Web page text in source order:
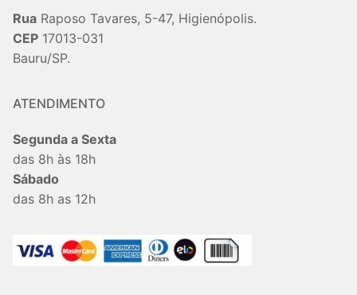
Rua Raposo Tavares, 5-47, Higienópolis.
CEP 17013-031
Bauru/SP.
ATENDIMENTO
Segunda a Sexta
das 8h às 18h
Sábado
das 8h as 12h